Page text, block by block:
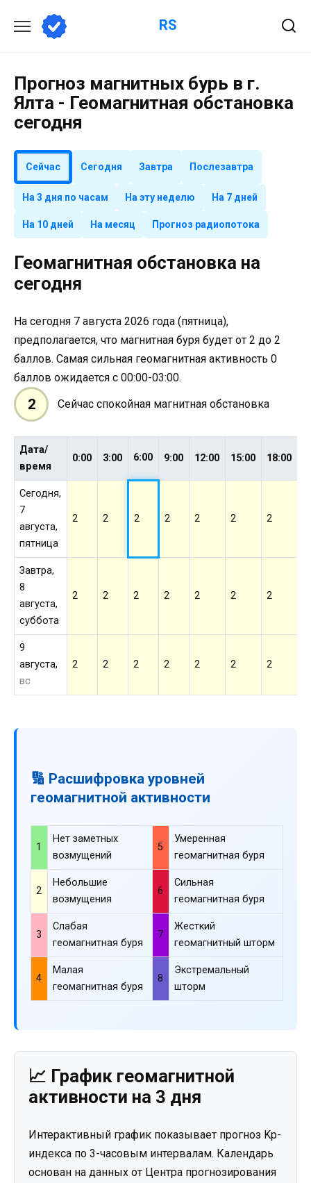
содержанию
RS
Прогноз магнитных бурь в г.
Ялта - Геомагнитная обстановка
сегодня
Сейчас Сегодня Завтра Послезавтра
На 3 дня по часам На эту неделю На 7 дней
На 10 дней На месяц Прогноз радиопотока
Геомагнитная обстановка на
сегодня
На сегодня 7 августа 2026 года (пятница),
предполагается, что магнитная буря будет от 2 до 2
баллов. Самая сильная геомагнитная активность 0
баллов ожидается с 00:00-03:00.
2 Сейчас спокойная магнитная обстановка
Дата/
время
0:00 3:00 6:00 9:00 12:00 15:00 18:00
Сегодня,
7
августа,
пятница
2 2 2 2 2 2 2
Завтра,
8
августа,
суббота
2 2 2 2 2 2 2
9
августа,
вс
2 2 2 2 2 2 2
🔢 Расшифровка уровней
геомагнитной активности
1
Нет заметных
возмущений
5
Умеренная
геомагнитная буря
2
Небольшие
возмущения
6
Сильная
геомагнитная буря
3
Слабая
геомагнитная буря
7
Жесткий
геомагнитный шторм
4
Малая
геомагнитная буря
8
Экстремальный
шторм
📈 График геомагнитной
активности на 3 дня
Интерактивный график показывает прогноз Kp-
индекса по 3-часовым интервалам. Календарь
основан на данных от Центра прогнозирования